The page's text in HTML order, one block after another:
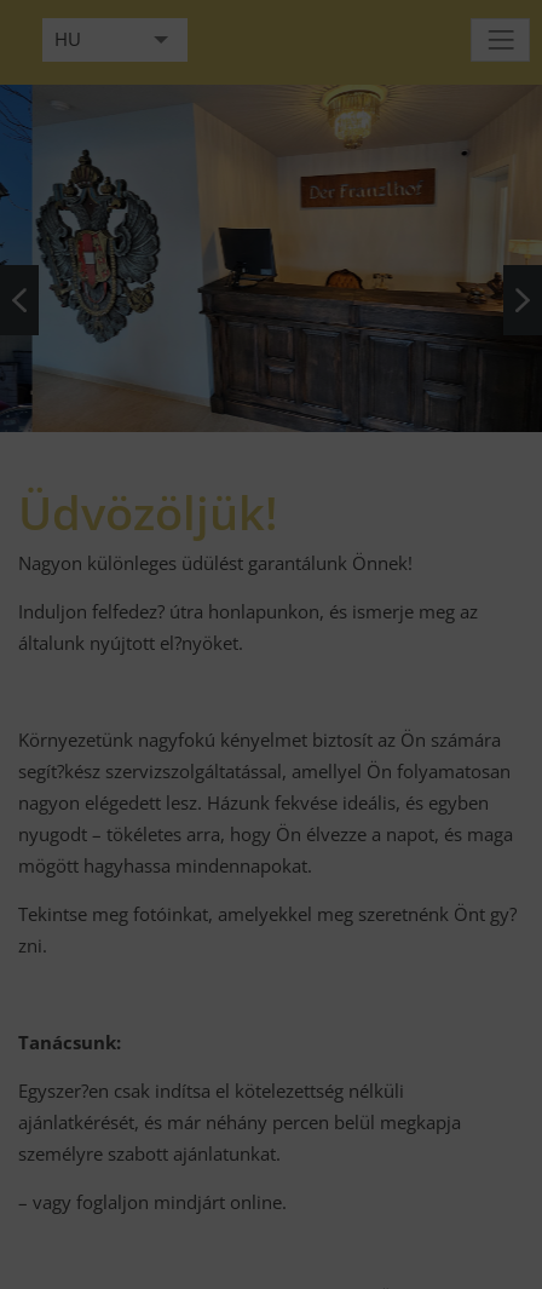
HU
DE
FR
IT
NL
RU
Üdvözöljük!
Nagyon különleges üdülést garantálunk Önnek!
Induljon felfedez? útra honlapunkon, és ismerje meg az
általunk nyújtott el?nyöket.
Környezetünk nagyfokú kényelmet biztosít az Ön számára
segít?kész szervizszolgáltatással, amellyel Ön folyamatosan
nagyon elégedett lesz. Házunk fekvése ideális, és egyben
nyugodt – tökéletes arra, hogy Ön élvezze a napot, és maga
mögött hagyhassa mindennapokat.
Tekintse meg fotóinkat, amelyekkel meg szeretnénk Önt gy?
zni.
Tanácsunk:
Egyszer?en csak indítsa el kötelezettség nélküli
ajánlatkérését, és már néhány percen belül megkapja
személyre szabott ajánlatunkat.
– vagy foglaljon mindjárt online.